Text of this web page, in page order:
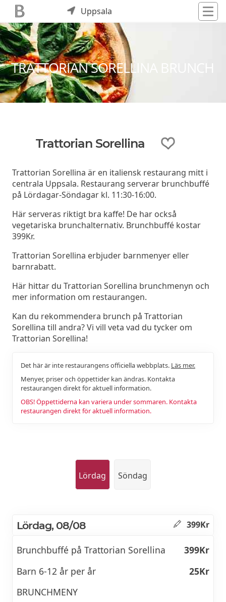
Uppsala
TRATTORIAN SORELLINA BRUNCH
Trattorian Sorellina
Trattorian Sorellina är en italiensk restaurang mitt i
centrala Uppsala. Restaurang serverar brunchbuffé
på Lördagar-Söndagar kl. 11:30-16:00.
Här serveras riktigt bra kaffe! De har också
vegetariska brunchalternativ. Brunchbuffé kostar
399Kr.
Trattorian Sorellina erbjuder barnmenyer eller
barnrabatt.
Här hittar du Trattorian Sorellina brunchmenyn och
mer information om restaurangen.
Kan du rekommendera brunch på Trattorian
Sorellina till andra? Vi vill veta vad du tycker om
Trattorian Sorellina!
Det här är inte restaurangens officiella webbplats. Läs mer.
Menyer, priser och öppettider kan ändras. Kontakta
restaurangen direkt för aktuell information.
OBS! Öppettiderna kan variera under sommaren. Kontakta
restaurangen direkt för aktuell information.
Lördag Söndag
Lördag, 08/08 399Kr
Brunchbuffé på Trattorian Sorellina
399Kr
Barn 6-12 år per år
25Kr
BRUNCHMENY